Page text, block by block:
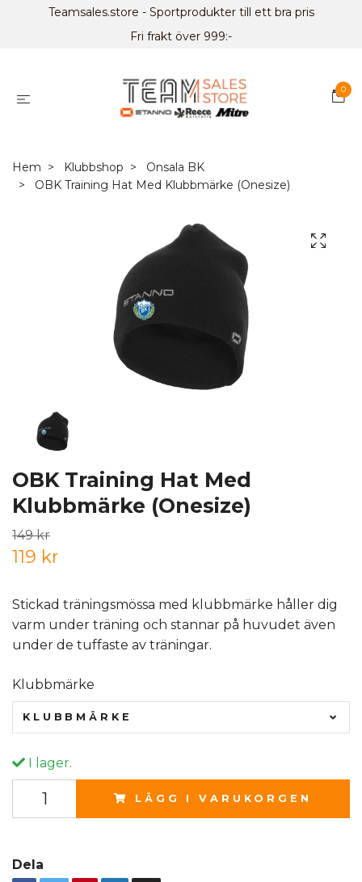
Teamsales.store - Sportprodukter till ett bra pris
Fri frakt över 999:-
0
Hem Klubbshop
Onsala BK
OBK Training Hat Med Klubbmärke (Onesize)
OBK Training Hat Med
Klubbmärke (Onesize)
149 kr
119 kr
Stickad träningsmössa med klubbmärke håller dig
varm under träning och stannar på huvudet även
under de tuffaste av träningar.
Klubbmärke
KLUBBMÄRKE
I lager.
LÄGG I VARUKORGEN
Dela